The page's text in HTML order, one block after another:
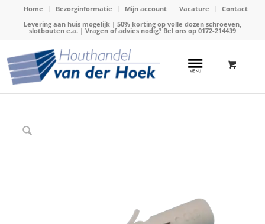
Home Bezorginformatie Mijn account Vacature
Contact
Levering aan huis mogelijk | 50% korting op volle dozen schroeven,
slotbouten e.a. | Vragen of advies nodig? Bel ons op 0172-214439
Home / Webshop / Keilankers en pluggen / Losse pluggen /
Plug 12x60mm (25stuks)